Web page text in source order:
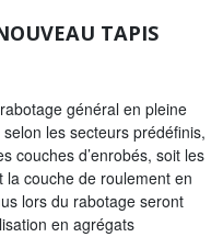
TAPIS
général en pleine
les secteurs prédéfinis,
couches d’enrobés, soit les
la couche de roulement en
lors du rabotage seront
en agrégats